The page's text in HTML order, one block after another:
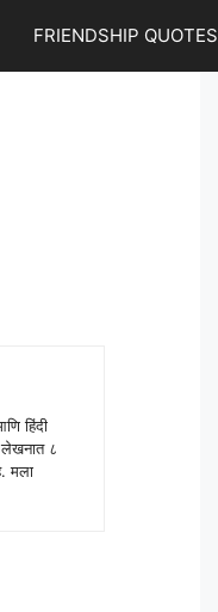
FRIENDSHIP QUOTES
हिंदी
८
मला